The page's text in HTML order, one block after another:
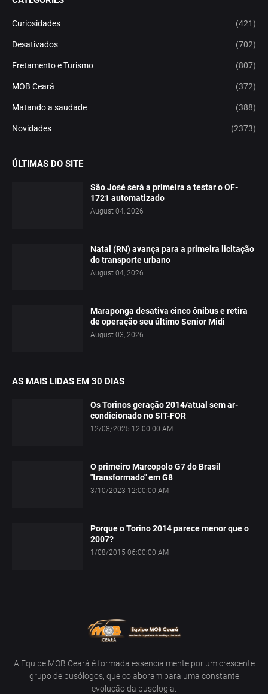
Curiosidades (421)
Desativados (702)
Fretamento e Turismo (807)
MOB Ceará (372)
Matando a saudade (388)
Novidades (2373)
ÚLTIMAS DO SITE
São José será a primeira a testar o OF-
1721 automatizado
August 04, 2026
Natal (RN) avança para a primeira licitação
do transporte urbano
August 04, 2026
Maraponga desativa cinco ônibus e retira
de operação seu último Senior Midi
August 03, 2026
AS MAIS LIDAS EM 30 DIAS
Os Torinos geração 2014/atual sem ar-
condicionado no SIT-FOR
12/08/2025 12:00:00 AM
O primeiro Marcopolo G7 do Brasil
"transformado" em G8
3/10/2023 12:00:00 AM
Porque o Torino 2014 parece menor que o
2007?
1/08/2015 06:00:00 AM
A Equipe MOB Ceará é formada essencialmente por um crescente
grupo de busólogos, que colaboram para uma constante
evolução da busologia.